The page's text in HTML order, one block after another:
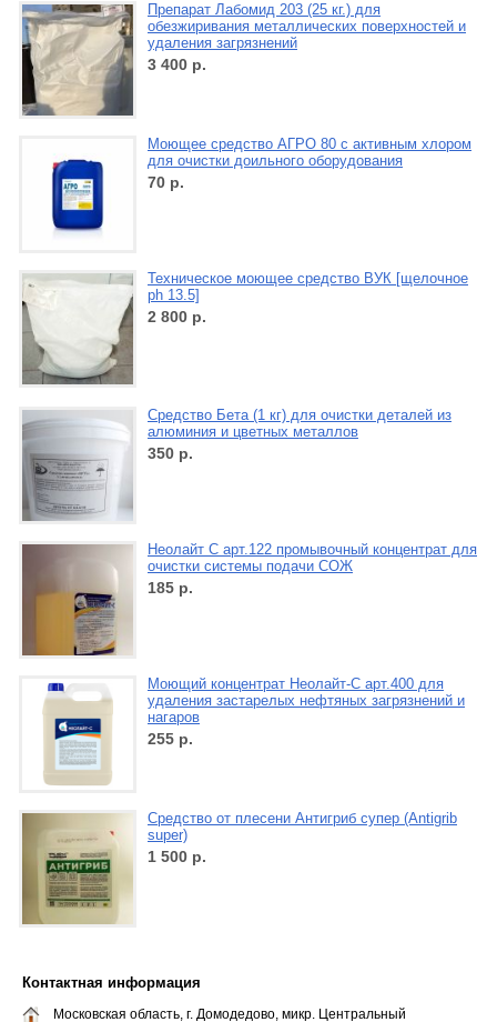
Препарат Лабомид 203 (25 кг.) для
обезжиривания металлических поверхностей и
удаления загрязнений
3 400 р.
Моющее средство АГРО 80 с активным хлором
для очистки доильного оборудования
70 р.
Техническое моющее средство ВУК [щелочное
ph 13.5]
2 800 р.
Средство Бета (1 кг) для очистки деталей из
алюминия и цветных металлов
350 р.
Неолайт С арт.122 промывочный концентрат для
очистки системы подачи СОЖ
185 р.
Моющий концентрат Неолайт-С арт.400 для
удаления застарелых нефтяных загрязнений и
нагаров
255 р.
Средство от плесени Антигриб супер (Antigrib
super)
1 500 р.
Контактная информация
Московская область, г. Домодедово, микр. Центральный